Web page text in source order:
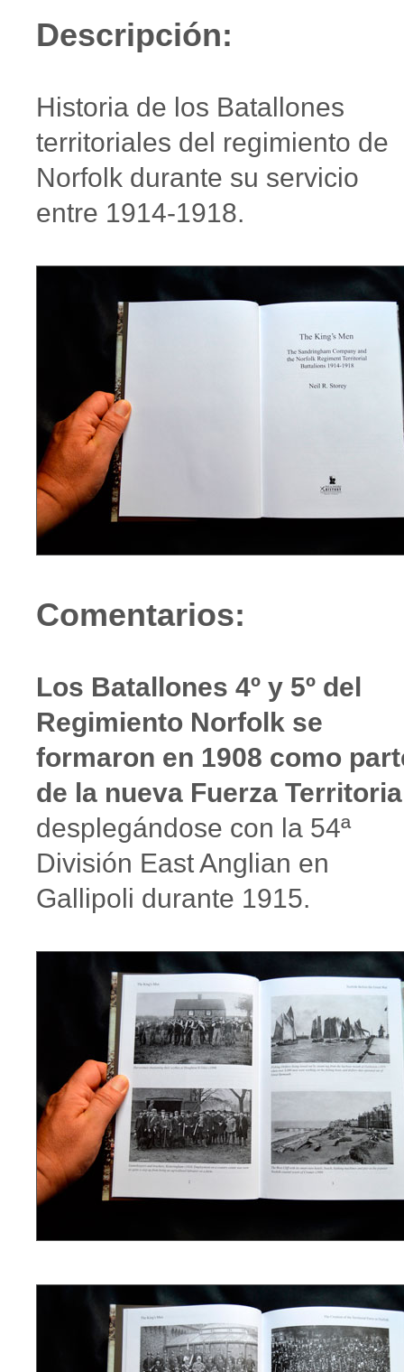
Descripción:
Historia de los Batallones
territoriales del regimiento de
Norfolk durante su servicio
entre 1914-1918.
Comentarios:
Los Batallones 4º y 5º del
Regimiento Norfolk se
formaron en 1908 como
de la nueva Fuerza
desplegándose con la 54ª
División East Anglian en
Gallipoli durante 1915.